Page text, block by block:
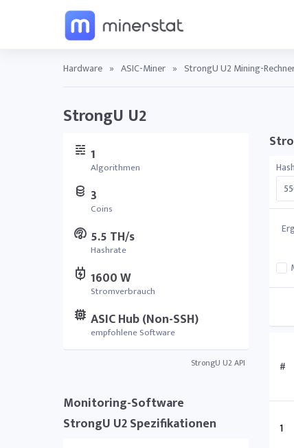
Hardware » ASIC-Miner » StrongU U2 Mining-
StrongU U2
1
Algorithmen
3
Coins
5.5 TH/s
Hashrate
1600 W
Stromverbrauch
ASIC Hub (Non-SSH)
empfohlene Software
StrongU U2 API
Monitoring-Software
StrongU U2 Spezifikationen
#
1